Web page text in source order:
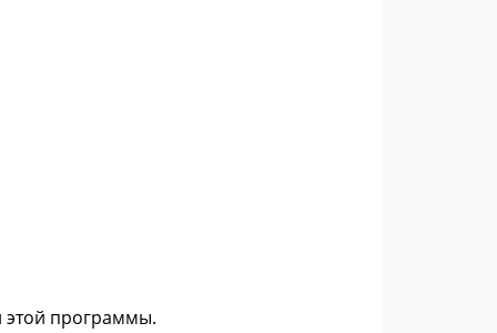
этой программы.